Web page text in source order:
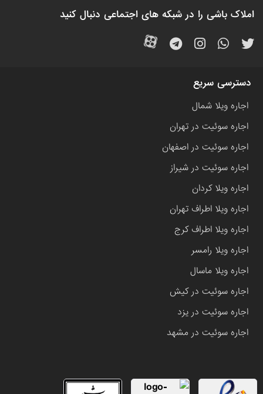
املاک باشی را در شبکه های اجتماعی دنبال کنید
دسترسی سریع
اجاره ویلا شمال
اجاره سوئیت در تهران
اجاره سوئیت در اصفهان
اجاره سوئیت در شیراز
اجاره ویلا کردان
اجاره ویلا اطراف تهران
اجاره ویلا اطراف کرج
اجاره ویلا رامسر
اجاره ویلا ماسال
اجاره سوئیت در کیش
اجاره سوئیت در یزد
اجاره سوئیت در مشهد